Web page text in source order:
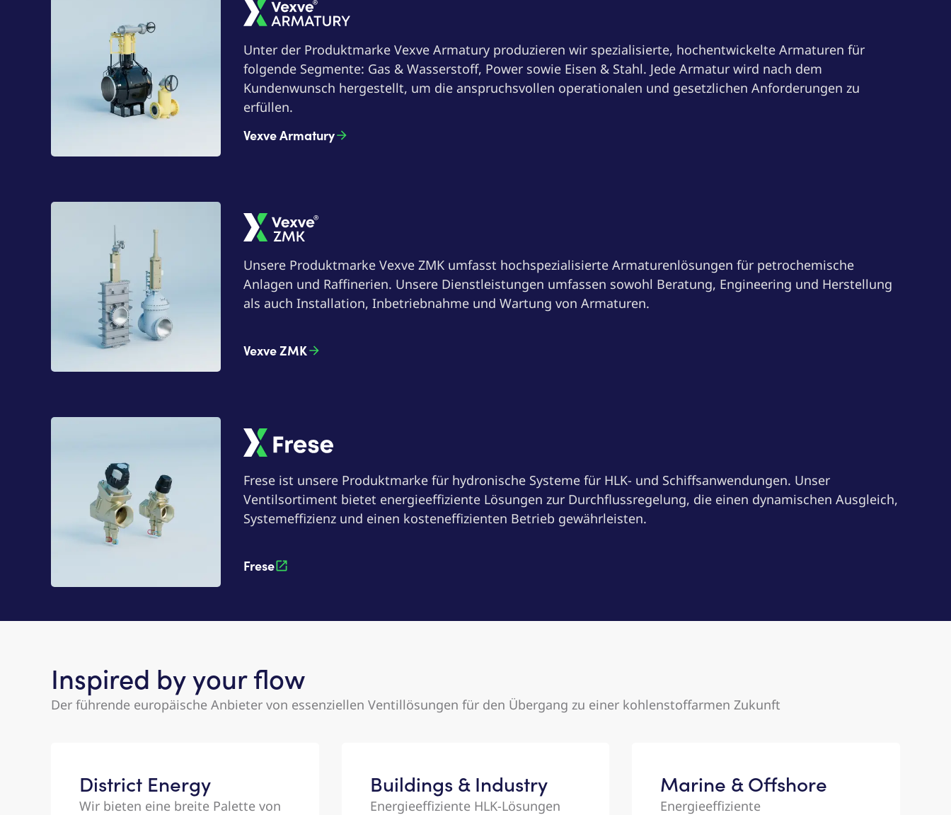
Vexve Armatury
Unter der Produktmarke Vexve Armatury produzieren wir spezialisierte, hochentwickelte Armaturen für
folgende Segmente: Gas & Wasserstoff, Power sowie Eisen & Stahl. Jede Armatur wird nach dem
Kundenwunsch hergestellt, um die anspruchsvollen operationalen und gesetzlichen Anforderungen zu
erfüllen.
Vexve Armatury
Vexve ZMK
Unsere Produktmarke Vexve ZMK umfasst hochspezialisierte Armaturenlösungen für petrochemische
Anlagen und Raffinerien. Unsere Dienstleistungen umfassen sowohl Beratung, Engineering und Herstellung
als auch Installation, Inbetriebnahme und Wartung von Armaturen.
Vexve ZMK
Frese
Frese ist unsere Produktmarke für hydronische Systeme für HLK- und Schiffsanwendungen. Unser
Ventilsortiment bietet energieeffiziente Lösungen zur Durchflussregelung, die einen dynamischen Ausgleich,
Systemeffizienz und einen kosteneffizienten Betrieb gewährleisten.
Frese
Inspired by your flow
Der führende europäische Anbieter von essenziellen Ventillösungen für den Übergang zu einer kohlenstoffarmen Zukunft
District Energy
Wir bieten eine breite Palette von
Buildings & Industry
Energieeffiziente HLK-Lösungen
Marine & Offshore
Energieeffiziente